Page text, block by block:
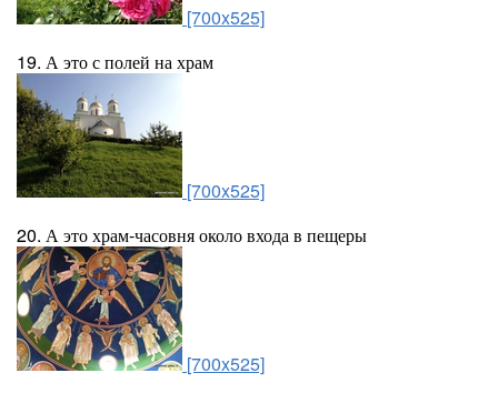
[700x525]
19. А это с полей на храм
[700x525]
20. А это храм-часовня около входа в пещеры
[700x525]